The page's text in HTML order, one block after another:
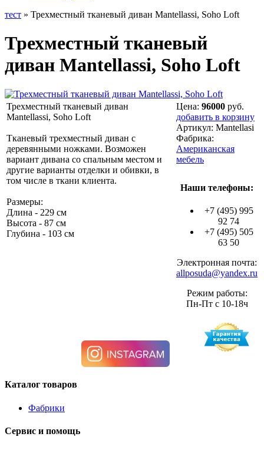
тест » Трехместный тканевый диван Mantellassi, Soho Loft
Трехместный тканевый
диван Mantellassi, Soho Loft
Трехместный тканевый диван
Mantellassi, Soho Loft
Тканевый трехместный диван с
деревянными ножками. Возможен
вариант дивана со спальным местом и
другие варианты отделки и обивки, в
том числе в ткани клиента.
Размеры:
Длина - 229 см
Высота - 87 см
Глубина - 103 см
Цена: 96000 руб.
добавить в корзину
Артикул: Mantellasi
Фабрика:
Американская
мебель
Наши телефоны:
+7 (495) 995
92 74
+7 (495) 505
63 50
Электронная почта:
allposuda@yandex.ru
Режим работы:
Пн-Пт с 10-18ч
Каталог товаров
Фабрики
Сервис и помощь